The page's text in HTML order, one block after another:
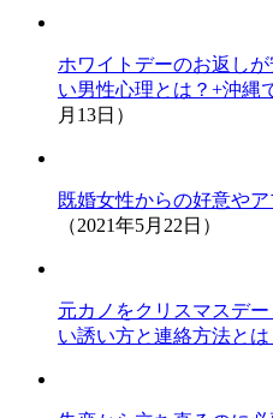
ホワイトデーのお返し
い男性心理とは？+沖縄
月13日）
既婚女性からの好意や
（2021年5月22日）
元カノをクリスマスデ
い誘い方と連絡方法とは